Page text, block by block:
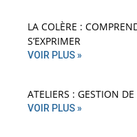
LA COLÈRE :
S’EXPRIMER
VOIR PLUS »
ATELIERS : GESTION DE
VOIR PLUS »